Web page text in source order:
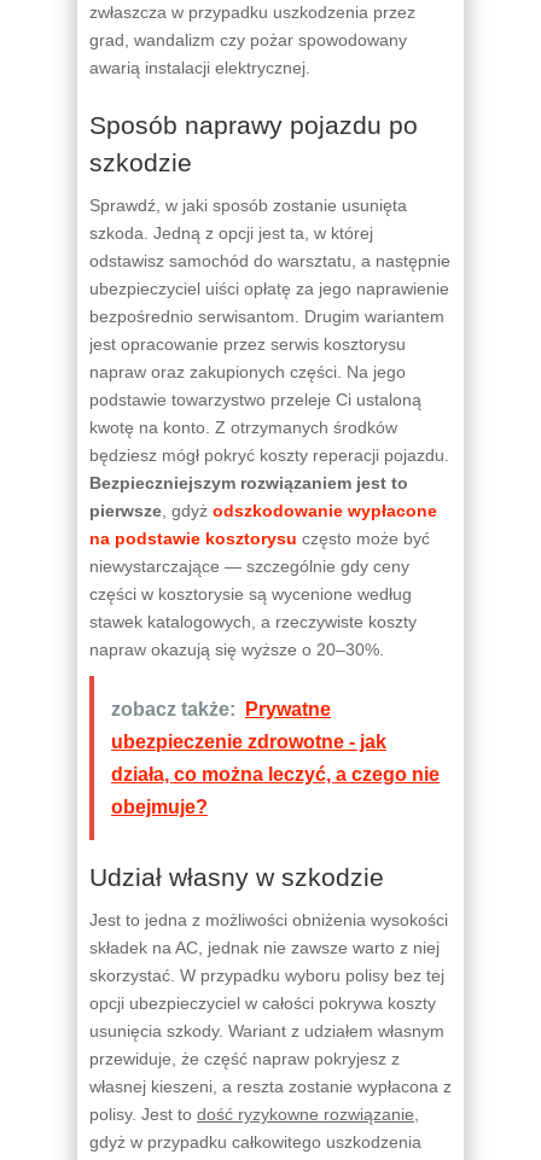
zwłaszcza w przypadku uszkodzenia przez
grad, wandalizm czy pożar spowodowany
awarią instalacji elektrycznej.
Sposób naprawy pojazdu po
szkodzie
Sprawdź, w jaki sposób zostanie usunięta
szkoda. Jedną z opcji jest ta, w której
odstawisz samochód do warsztatu, a następnie
ubezpieczyciel uiści opłatę za jego naprawienie
bezpośrednio serwisantom. Drugim wariantem
jest opracowanie przez serwis kosztorysu
napraw oraz zakupionych części. Na jego
podstawie towarzystwo przeleje Ci ustaloną
kwotę na konto. Z otrzymanych środków
będziesz mógł pokryć koszty reperacji pojazdu.
Bezpieczniejszym rozwiązaniem jest to
pierwsze , gdyż odszkodowanie wypłacone
na podstawie kosztorysu często może być
niewystarczające — szczególnie gdy ceny
części w kosztorysie są wycenione według
stawek katalogowych, a rzeczywiste koszty
napraw okazują się wyższe o 20–30%.
zobacz także:
Prywatne
ubezpieczenie zdrowotne - jak
działa, co można leczyć, a czego nie
obejmuje?
Udział własny w szkodzie
Jest to jedna z możliwości obniżenia wysokości
składek na AC, jednak nie zawsze warto z niej
skorzystać. W przypadku wyboru polisy bez tej
opcji ubezpieczyciel w całości pokrywa koszty
usunięcia szkody. Wariant z udziałem własnym
przewiduje, że część napraw pokryjesz z
własnej kieszeni, a reszta zostanie wypłacona z
polisy. Jest to dość ryzykowne rozwiązanie
gdyż w przypadku całkowitego uszkodzenia